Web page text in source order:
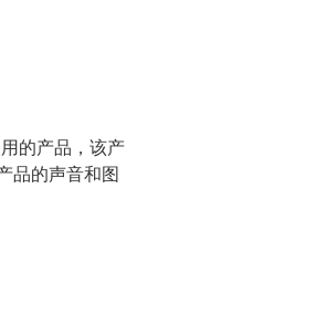
的产品，该产
品的声音和图